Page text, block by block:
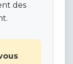
des